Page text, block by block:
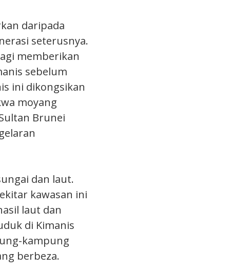
daripada
seterusnya.
memberikan
sebelum
ini dikongsikan
moyang
Brunei
dan laut.
kawasan ini
laut dan
di Kimanis
kampung
berbeza.